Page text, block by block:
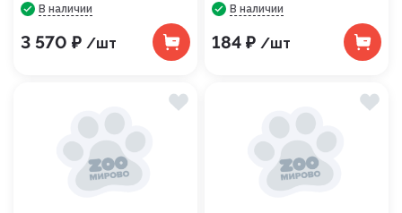
В наличии
3 570 ₽ /шт
В наличии
184 ₽ /шт